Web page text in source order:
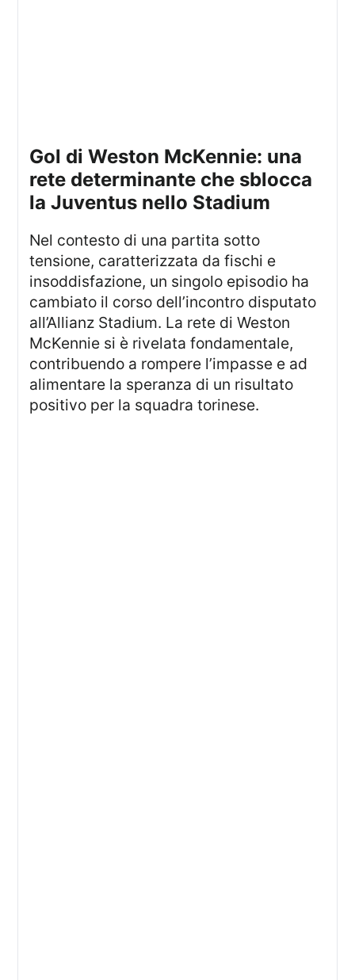
Gol di Weston McKennie: una
rete determinante che sblocca
la Juventus nello Stadium
Nel contesto di una partita sotto
tensione, caratterizzata da fischi e
insoddisfazione, un singolo episodio ha
cambiato il corso dell’incontro disputato
all’Allianz Stadium. La rete di Weston
McKennie si è rivelata fondamentale,
contribuendo a rompere l’impasse e ad
alimentare la speranza di un risultato
positivo per la squadra torinese.